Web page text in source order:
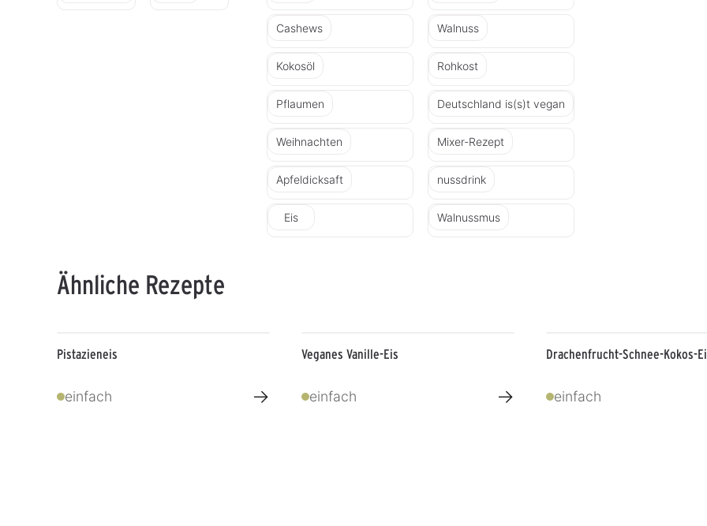
Cashews Walnuss
Kokosöl Rohkost
Pflaumen Deutschland is(s)t vegan
Weihnachten Mixer-Rezept
Apfeldicksaft nussdrink
Eis Walnussmus
Ähnliche Rezepte
Pistazieneis
einfach →
Veganes Vanille-Eis
einfach →
Drachenfrucht-Schnee-Kokos-
einfach